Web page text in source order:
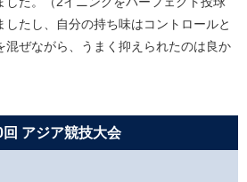
したし、自分の持ち味はコントロールと
混ぜながら、うまく抑えられたのは良か
回 アジア競技大会